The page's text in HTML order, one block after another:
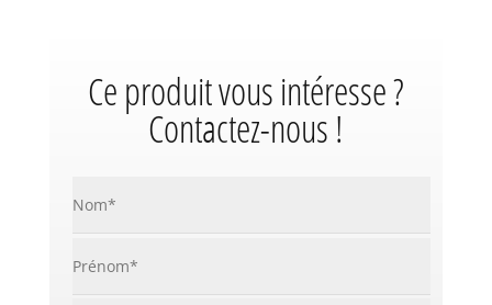
Ce produit vous intéresse ?
Contactez-nous !